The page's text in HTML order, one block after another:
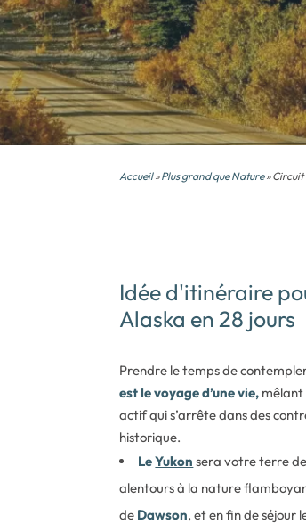
Accueil»Plus grand que Nature» Circuit
Idée d'itinéraire
Alaska en 28 jours
Prendre le temps de
est le voyage d’une vie, mêlant
actif qui s’arrête dans des
historique.
LeYukon sera votre terre
alentours à la nature
de Dawson, et en fin de séjour